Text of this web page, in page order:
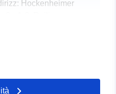
Hockenheimer
February 2026